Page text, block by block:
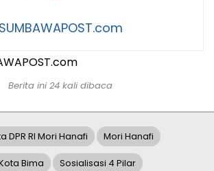
SUMBAWAPOST.com
Berita ini 24 kali dibaca
DPR RI Mori Hanafi Mori Hanafi
Bima Sosialisasi 4 Pilar